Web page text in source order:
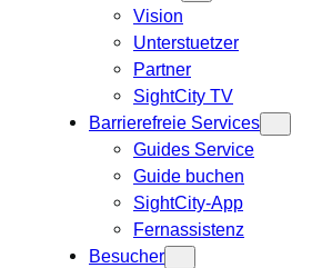
Vision
Unterstuetzer
Partner
SightCity TV
Barrierefreie Services
Guides Service
Guide buchen
SightCity-App
Fernassistenz
Besucher